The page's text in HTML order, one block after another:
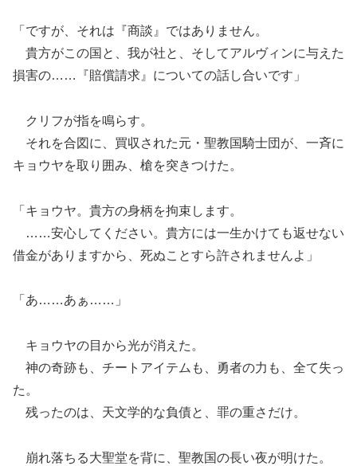
「ですが、それは『商談』ではありません。
貴方がこの国と、我が社と、そしてアルヴィンに与えた
損害の……『賠償請求』についての話し合いです」
クリフが指を鳴らす。
それを合図に、買収された元・聖教国騎士団が、一斉に
キョウヤを取り囲み、槍を突きつけた。
「キョウヤ。貴方の身柄を拘束します。
……安心してください。貴方には一生かけても返せない
借金がありますから、死ぬことすら許されませんよ」
「あ……あぁ……」
キョウヤの目から光が消えた。
神の奇跡も、チートアイテムも、勇者の力も、全て失っ
た。
残ったのは、天文学的な負債と、罪の重さだけ。
崩れ落ちる大聖堂を背に、聖教国の長い夜が明けた。